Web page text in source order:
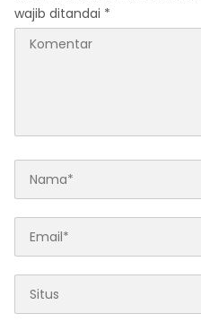
wajib ditandai *